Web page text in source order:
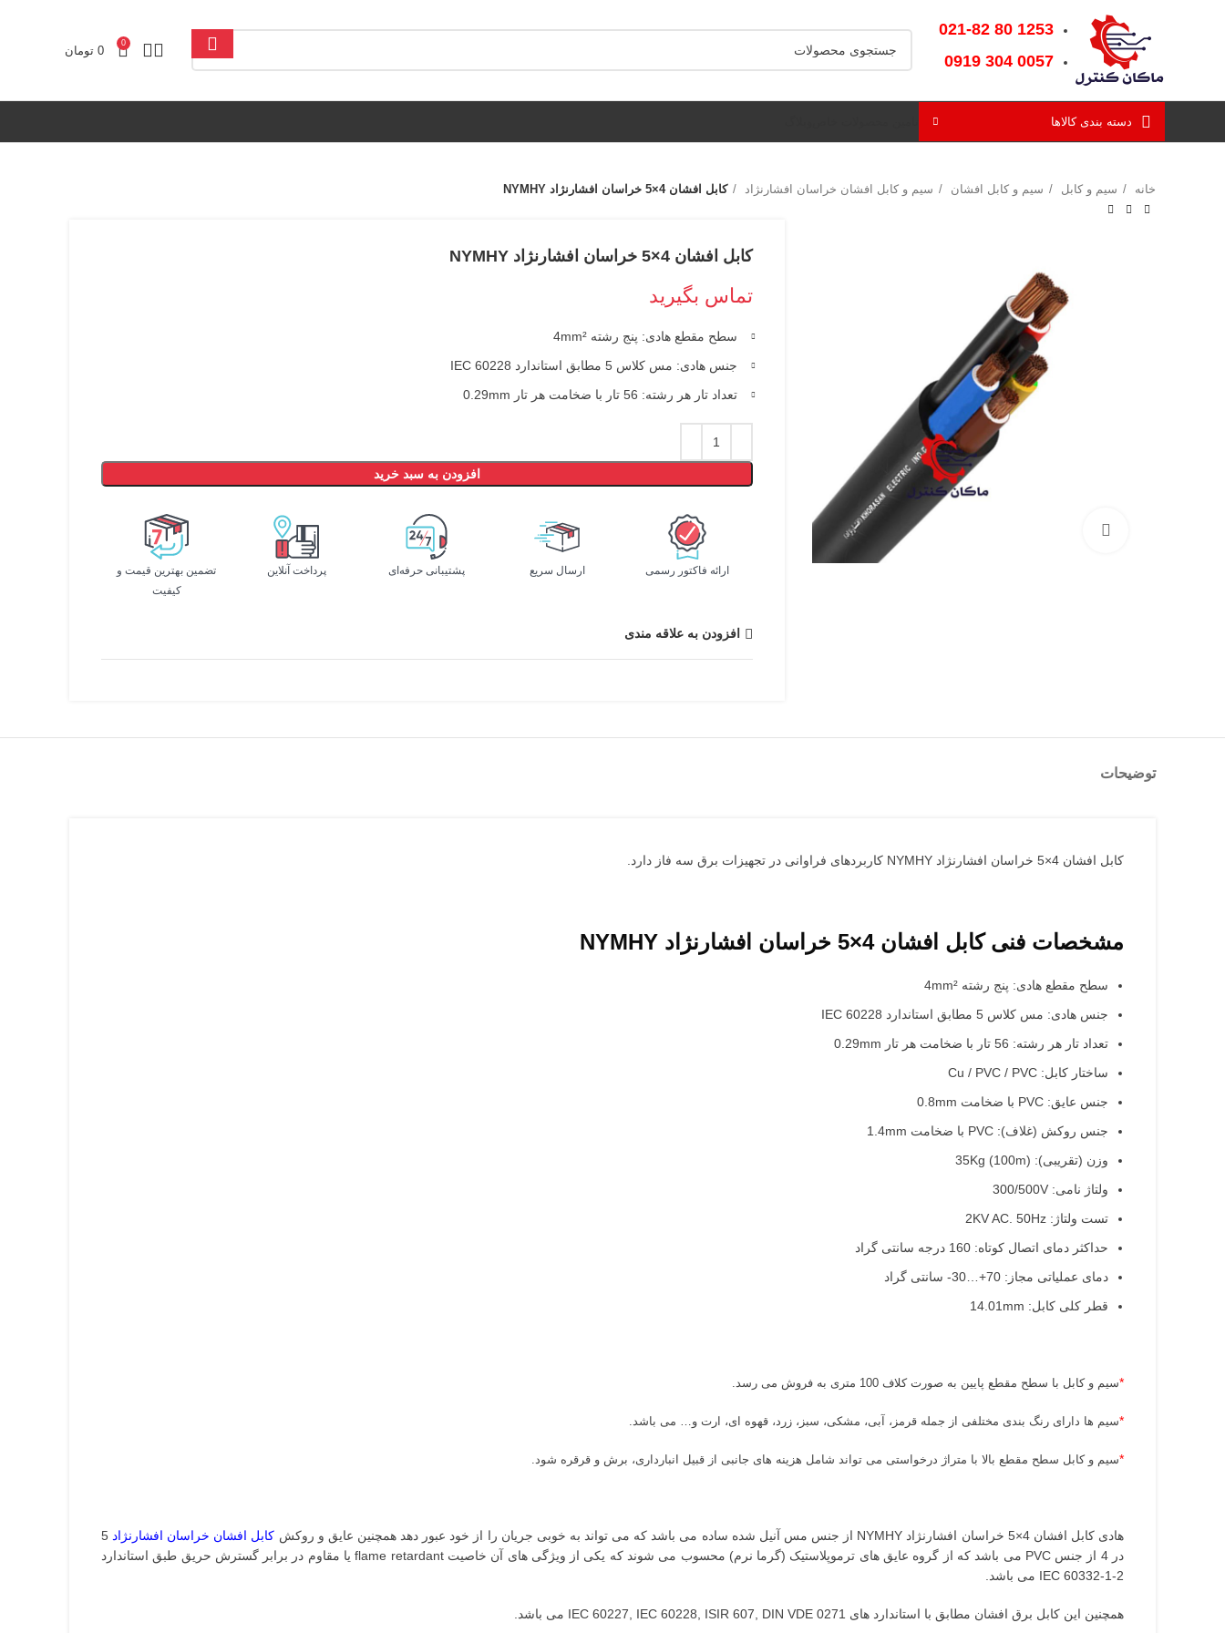
1253‌ 80‌ 021-82
0057‌ 304‌ 0919
0
0 تومان
دسته بندی کالاها
خانه سیم و کابل سیم و کابل افشان سیم و کابل افشان خراسان افشارنژاد کابل افشان 4×5 خراسان افشارنژاد NYMHY
کابل افشان 4×5 خراسان افشارنژاد NYMHY
تماس بگیرید
سطح مقطع هادی: پنج رشته 4mm²
جنس هادی: مس کلاس 5 مطابق استاندارد IEC 60228
تعداد تار هر رشته: 56 تار با ضخامت هر تار 0.29mm
افزودن به سبد خرید
ارائه فاکتور رسمی ارسال سریع پشتیبانی حرفه‌ای پرداخت آنلاین
تضمین بهترین قیمت و
کیفیت
افزودن به علاقه مندی
توضیحات
کابل افشان 4×5 خراسان افشارنژاد NYMHY کاربردهای فراوانی در تجهیزات برق سه فاز دارد.
مشخصات فنی کابل افشان 4×5 خراسان افشارنژاد NYMHY
سطح مقطع هادی: پنج رشته 4mm²
جنس هادی: مس کلاس 5 مطابق استاندارد IEC 60228
تعداد تار هر رشته: 56 تار با ضخامت هر تار 0.29mm
ساختار کابل: Cu / PVC / PVC
جنس عایق: PVC با ضخامت 0.8mm
جنس روکش (غلاف): PVC با ضخامت 1.4mm
وزن (تقریبی): 35Kg (100m)
ولتاژ نامی: 300/500V
تست ولتاژ: 2KV AC. 50Hz
حداکثر دمای اتصال کوتاه: 160 درجه سانتی گراد
دمای عملیاتی مجاز: 70+…30- سانتی گراد
قطر کلی کابل: 14.01mm
*سیم و کابل با سطح مقطع پایین به صورت کلاف 100 متری به فروش می رسد.
*سیم ها دارای رنگ بندی مختلفی از جمله قرمز، آبی، مشکی، سبز، زرد، قهوه ای، ارت و… می باشد.
*سیم و کابل سطح مقطع بالا با متراژ درخواستی می تواند شامل هزینه های جانبی از قبیل انبارداری، برش و قرقره شود.
هادی کابل افشان 4×5 خراسان افشارنژاد NYMHY از جنس مس آنیل شده ساده می باشد که می تواند به خوبی جریان را از خود عبور دهد همچنین عایق و روکش کابل افشان خراسان افشارنژاد 5
در 4 از جنس PVC می باشد که از گروه عایق های ترموپلاستیک (گرما نرم) محسوب می شوند که یکی از ویژگی های آن خاصیت flame retardant یا مقاوم در برابر گسترش حریق طبق استاندارد
IEC 60332-1-2 می باشد.
همچنین این کابل برق افشان مطابق با استاندارد های IEC 60227, IEC 60228, ISIR 607, DIN VDE 0271 می باشد.